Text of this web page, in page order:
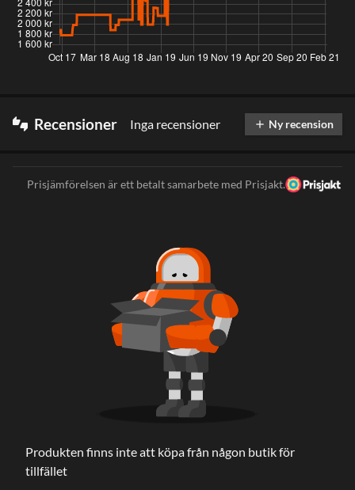
thumbs_up_down Recensioner Inga recensioner add Ny recension
Prisjämförelsen är ett betalt samarbete med Prisjakt.
Produkten finns inte att köpa från någon butik för
tillfället